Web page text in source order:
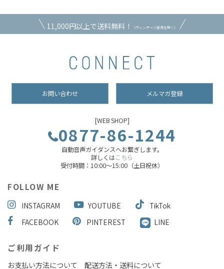
11,000円以上で送料無料！ （ヴィンテージ家具を除く）
お問い合わせ メルマガ登録
[WEB SHOP]
0877-86-1244
自動音声ガイダンスへお繋ぎします。
詳しくはこちら
受付時間：10:00～15:00（土日祝休）
FOLLOW ME
INSTAGRAM YOUTUBE
TikTok
FACEBOOK
PINTEREST LINE
ご利用ガイド
お支払い方法について 配送方法・送料について